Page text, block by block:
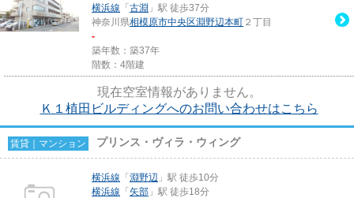
横浜線 「 古淵 」駅 徒歩37分
神奈川県相模原市中央区淵野辺本町 ２丁目
-
築年数：築37年
階数：4階建
現在空室情報がありません。
Ｋ１植田ビルディングへのお問い合わせはこちら
賃貸｜マンション プリンス・ヴィラ・ウィング
横浜線 「 淵野辺 」駅 徒歩10分
横浜線 「 矢部 」駅 徒歩18分